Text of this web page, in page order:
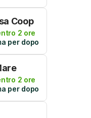
Coop
2 ore
per dopo
2 ore
per dopo